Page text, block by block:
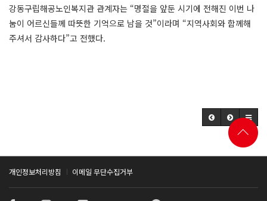
강동구립해공노인복지관 관계자는 “명절을 앞둔 시기에 전해진 이번 나
눔이 어르신들께 따뜻한 기억으로 남을 것”이라며 “지역사회와 함께해
주셔서 감사하다”고 전했다.
개인정보처리방침 이메일 무단수집거부